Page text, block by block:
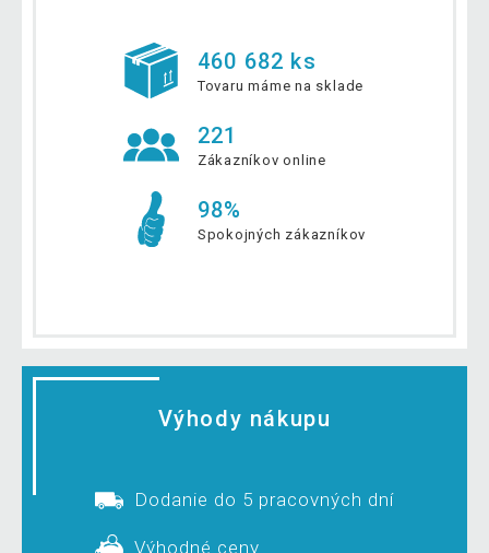
460 682 ks
Tovaru máme na sklade
221
Zákazníkov online
98%
Spokojných zákazníkov
Výhody nákupu
Dodanie do 5 pracovných dní
Výhodné ceny